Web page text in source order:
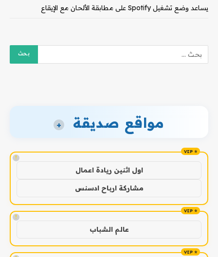
يساعد وضع تشغيل Spotify على مطابقة الألحان مع الإيقاع
مواقع صديقة +
!
اول اثنين ريادة اعمال
مشاركة ارباح ادسنس
!
عالم الشباب